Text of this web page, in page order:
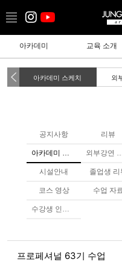
아카데미 교육 소개
아카데미 스케치 외
공지사항 리뷰
아카데미 스케치 외부강연
시설안내 졸업생 리
코스 영상 수업 자
수강생 인터뷰
프로페셔널 63기 수업